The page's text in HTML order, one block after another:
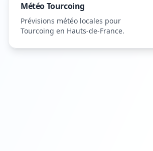
MétéoTourcoing
Prévisions météo locales pour
Tourcoing en Hauts-de-France.